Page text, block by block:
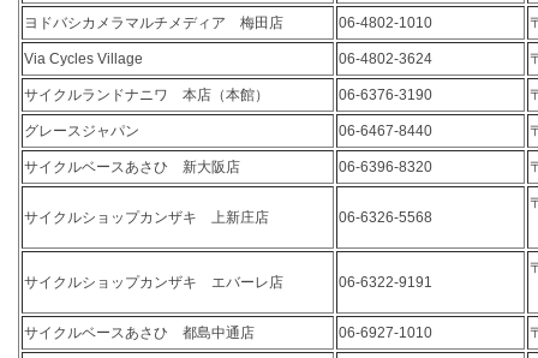
ヨドバシカメラマルチメディア 梅田店 06-4802-1010
Via Cycles Village 06-4802-3624
サイクルランドナニワ 本店（本館） 06-6376-3190
グレースジャパン 06-6467-8440
サイクルベースあさひ 新大阪店 06-6396-8320
サイクルショップカンザキ 上新庄店 06-6326-5568
サイクルショップカンザキ エバーレ店 06-6322-9191
サイクルベースあさひ 都島中通店 06-6927-1010